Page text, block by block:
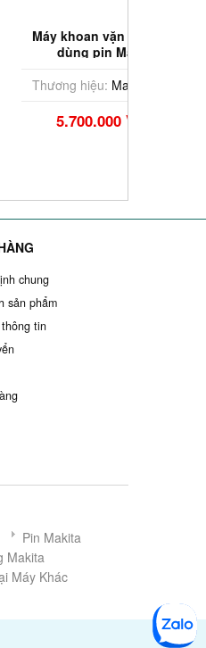
vặn vít 4 đầu
pin Makita
Sạc)
Makita
VNĐ
chung
sản phẩm
tin
Pin Makita
Makita
Máy Khác